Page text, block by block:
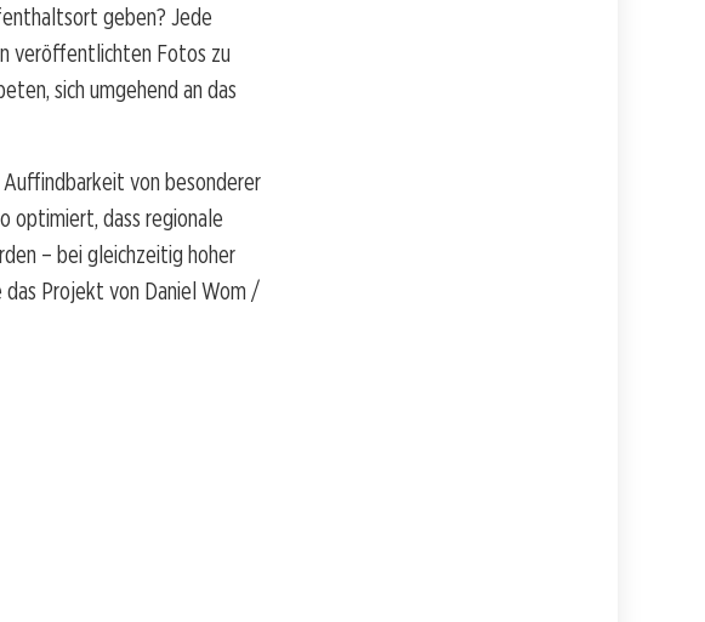
geben? Jede
veröffentlichten Fotos zu
sich umgehend an das
von besonderer
optimiert, dass regionale
– bei gleichzeitig hoher
Projekt von Daniel Wom /